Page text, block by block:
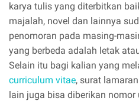
karya tulis yang diterbitkan
majalah, novel dan lainnya
penomoran pada masing-
yang berbeda adalah letak
Selain itu bagi kalian yang
curriculum vitae, surat
lain juga bisa diberikan